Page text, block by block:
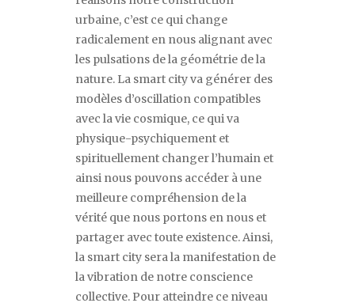
urbaine, c’est ce qui change
radicalement en nous alignant avec
les pulsations de la géométrie de la
nature. La smart cityva générer des
modèles d’oscillation compatibles
avec la vie cosmique, ce qui va
physique-psychiquement et
spirituellement changer l’humain et
ainsi nous pouvons accéder à une
meilleure compréhension de la
vérité que nous portons en nous et
partager avec toute existence. Ainsi,
la smart city sera la manifestation de
la vibration de notre conscience
collective. Pour atteindre ce niveau